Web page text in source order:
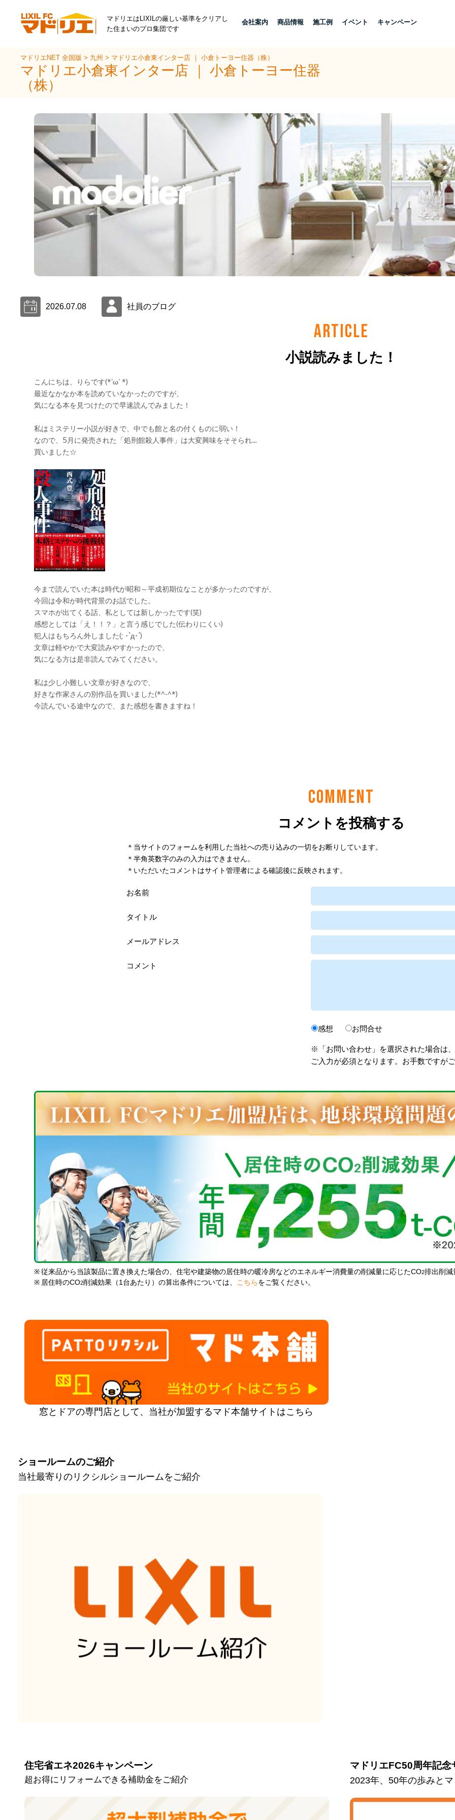
マドリエはLIXILの厳しい基準をクリアし
た住まいのプロ集団です
会社案内 商品情報 施工例 イベント キャンペーン
マドリエNET 全国版> 九州> マドリエ小倉東インター店 ｜ 小倉トーヨー住器（株）
マドリエ小倉東インター店 ｜ 小倉トーヨー住器
（株）
2026.07.08 社員のブログ
ARTICLE
小説読みました！
COMMENT
コメントを投稿する
＊当サイトのフォームを利用した当社への売り込みの一切をお断りしています。
＊半角英数字のみの入力はできません。
＊いただいたコメントはサイト管理者による確認後に反映されます。
お名前
タイトル
メールアドレス
コメント
感想 お問合せ
※「お問い合わせ」を選択された場合は
ご入力が必須となります。お手数ですが
※ 従来品から当該製品に置き換えた場合の、住宅や建築物の居住時の暖冷房などのエネルギー消費量の削減量に応じたCO2排出削減
※ 居住時のCO2削減効果（1台あたり）の算出条件については、 こちら をご覧ください。
窓とドアの専門店として、当社が加盟するマド本舗サイトはこちら
ショールームのご紹介
当社最寄りのリクシルショールームをご紹介
住宅省エネ2026キャンペーン
超お得にリフォームできる補助金をご紹介
マドリエFC50周年記念
2023年、50年の歩みと